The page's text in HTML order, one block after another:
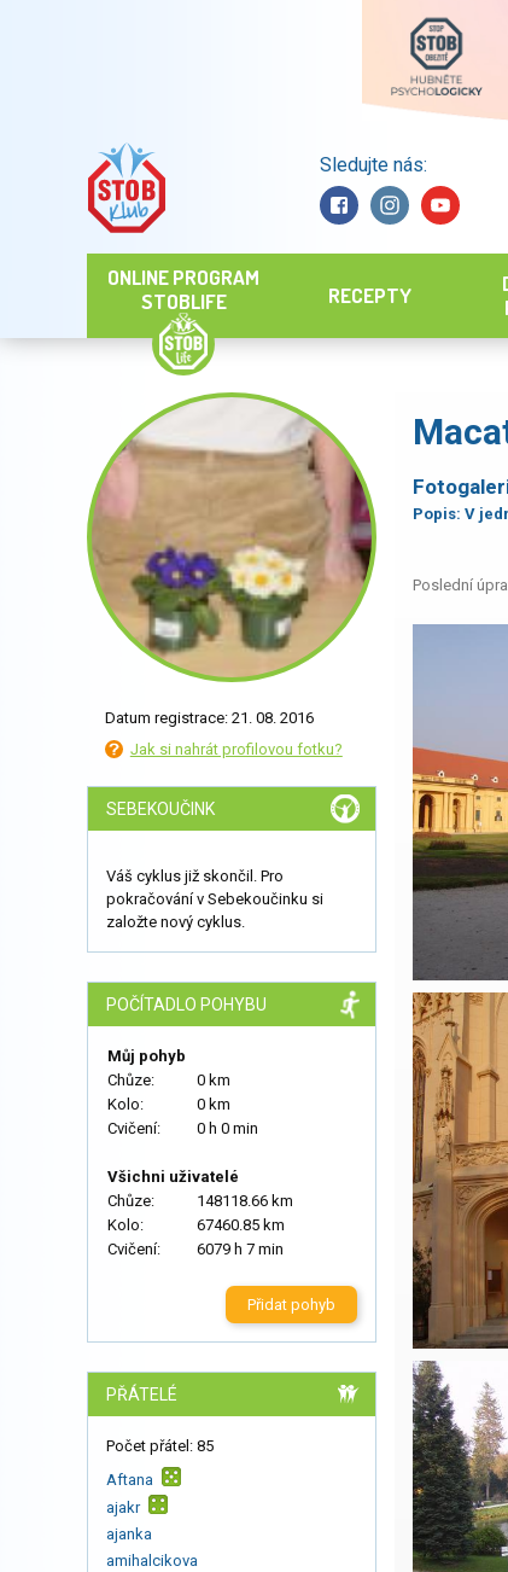
Sledujte nás:
ONLINE PROGRAM
STOBLIFE
RECEPTY
Datum registrace: 21. 08. 2016
Jak si nahrát profilovou fotku?
SEBEKOUČINK
Váš cyklus již skončil. Pro
pokračování v Sebekoučinku si
založte nový cyklus.
POČÍTADLO POHYBU
Můj pohyb
Chůze:
0 km
Kolo:
0 km
Cvičení:
0 h 0 min
Všichni uživatelé
Chůze:
148118.66 km
Kolo:
67460.85 km
Cvičení:
6079 h 7 min
Přidat pohyb
PŘÁTELÉ
Počet přátel: 85
Aftana
ajakr
ajanka
amihalcikova
Popis: V
Poslední